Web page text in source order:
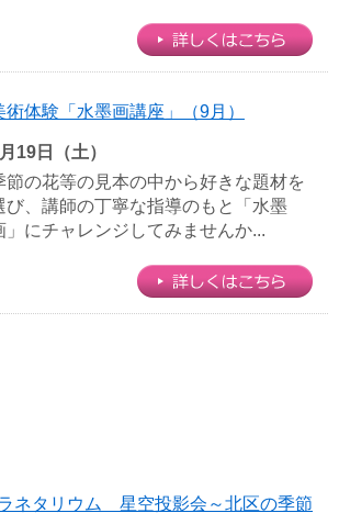
術体験「水墨画講座」（9月）
19日（土）
節の花等の見本の中から好きな題材を
び、講師の丁寧な指導のもと「水墨
」にチャレンジしてみませんか...
ネタリウム 星空投影会～北区の季節